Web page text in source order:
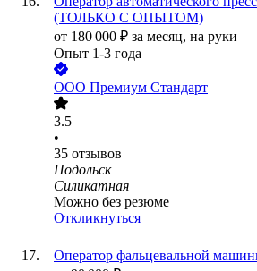
(ТОЛЬКО С ОПЫТОМ)
от 180 000 ₽ за месяц, на руки
Опыт 1-3 года
ООО Премиум Стандарт
3.5
•
35 отзывов
Подольск
Силикатная
Можно без резюме
Откликнуться
Оператор фальцевальной